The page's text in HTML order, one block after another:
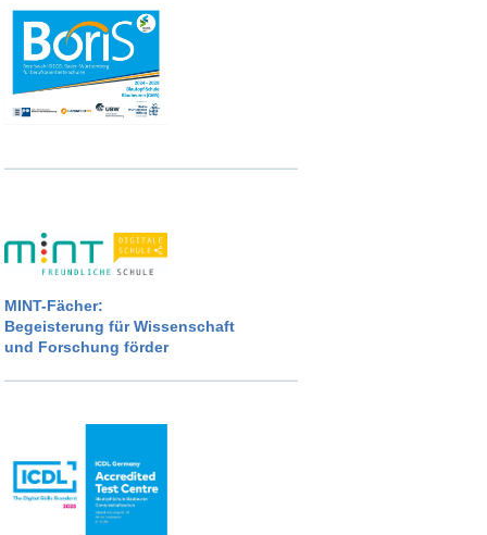
MINT-Fächer:
Begeisterung für Wissenschaft
und Forschung förder